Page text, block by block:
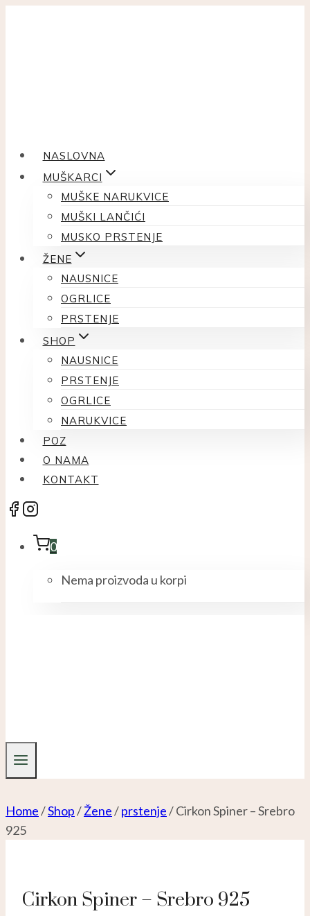
NASLOVNA
MUŠKARCI
MUŠKE NARUKVICE
MUŠKI LANČIĆI
MUSKO PRSTENJE
ŽENE
NAUSNICE
OGRLICE
PRSTENJE
SHOP
NAUSNICE
PRSTENJE
OGRLICE
NARUKVICE
POZ
O NAMA
KONTAKT
0
Nema proizvoda u korpi
Home/Shop/Žene/prstenje/Cirkon Spiner – Srebro
925
Cirkon Spiner – Srebro 925